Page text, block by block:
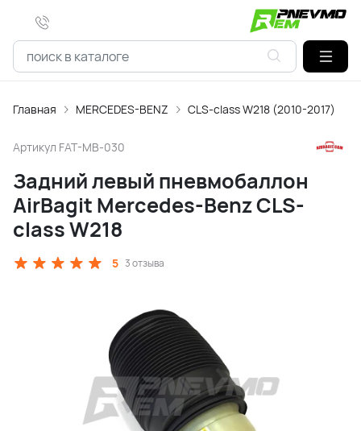
Главная MERCEDES-BENZ CLS-class W218 (2010-2017)
Артикул FAT-MB-030
Задний левый пневмобаллон
AirBagit Mercedes-Benz CLS-
class W218
5 3 отзыва